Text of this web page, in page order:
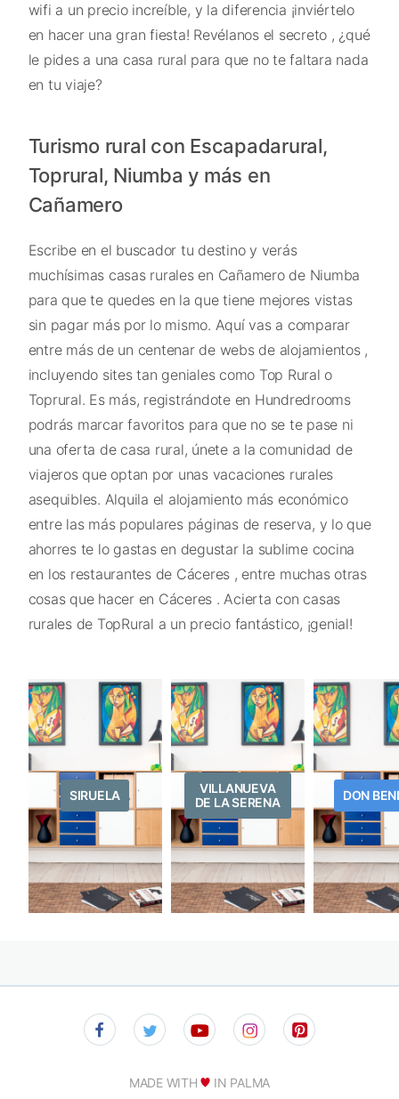
wifi a un precio increíble, y la diferencia ¡inviértelo
en hacer una gran fiesta! Revélanos el secreto , ¿qué
le pides a una casa rural para que no te faltara nada
en tu viaje?
Turismo rural con Escapadarural,
Toprural, Niumba y más en
Cañamero
Escribe en el buscador tu destino y verás
muchísimas casas rurales en Cañamero de Niumba
para que te quedes en la que tiene mejores vistas
sin pagar más por lo mismo. Aquí vas a comparar
entre más de un centenar de webs de alojamientos ,
incluyendo sites tan geniales como Top Rural o
Toprural. Es más, registrándote en Hundredrooms
podrás marcar favoritos para que no se te pase ni
una oferta de casa rural, únete a la comunidad de
viajeros que optan por unas vacaciones rurales
asequibles. Alquila el alojamiento más económico
entre las más populares páginas de reserva, y lo que
ahorres te lo gastas en degustar la sublime cocina
en los restaurantes de Cáceres , entre muchas otras
cosas que hacer en Cáceres . Acierta con casas
rurales de TopRural a un precio fantástico, ¡genial!
SIRUELA
VILLANUEVA
DE LA SERENA
DON
MADE WITH IN PALMA